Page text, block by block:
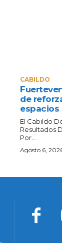
CABILDO
de
espacios
El Cabildo
Resultados
Por...
Agosto 6,